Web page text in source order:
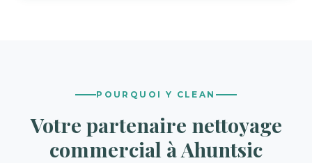
POURQUOI Y CLEAN
Votre partenaire nettoyage
commercial à Ahuntsic